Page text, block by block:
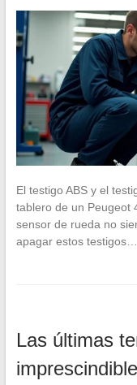
El testigo ABS y el
tablero de un Peugeot
sensor de rueda no
apagar estos testigos…
Las últimas